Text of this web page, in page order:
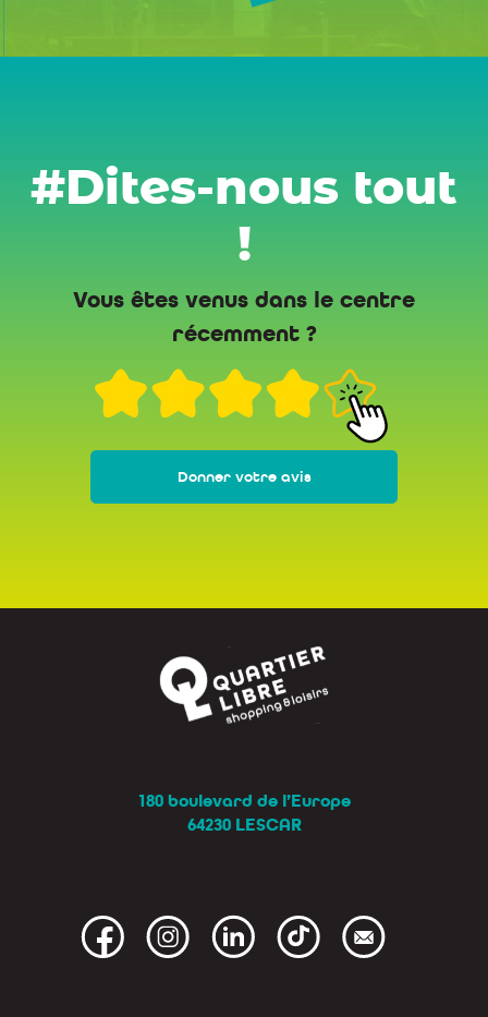
#Dites-nous tout
!
Vous êtes venus dans le centre
récemment ?
Donner votre avis
180 boulevard de l’Europe
64230 LESCAR